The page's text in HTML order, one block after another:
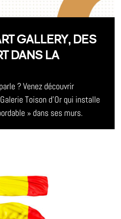
GALLERY, DES
DANS LA
? Venez découvrir
Toison d’Or qui installe
» dans ses murs.